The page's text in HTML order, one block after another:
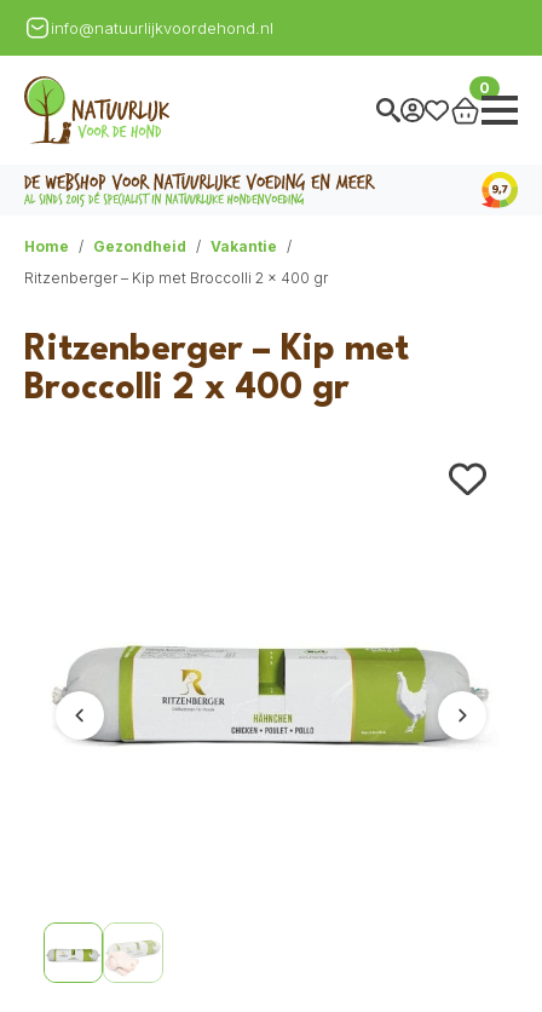
info@natuurlijkvoordehond.nl
0
Home Gezondheid
Vakantie
Ritzenberger – Kip met Broccolli 2 x 400 gr
Ritzenberger – Kip met
Broccolli 2 x 400 gr
Vorige Volgende